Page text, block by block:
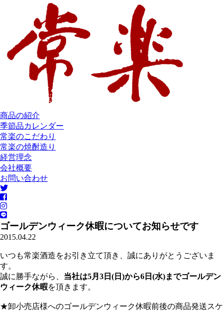
商品の紹介
季節品カレンダー
常楽のこだわり
常楽の焼酎造り
経営理念
会社概要
お問い合わせ
ゴールデンウィーク休暇についてお知らせです
2015.04.22
いつも常楽酒造をお引き立て頂き、誠にありがとうございま
す。
誠に勝手ながら、 当社は5月3日(日)から6日(水)までゴールデン
ウィーク休暇を頂きます。
★卸小売店様へのゴールデンウィーク休暇前後の商品発送スケ